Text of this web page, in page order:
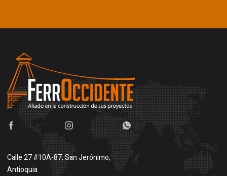
Calle 27 #10A-87, San Jerónimo,
Antioquia